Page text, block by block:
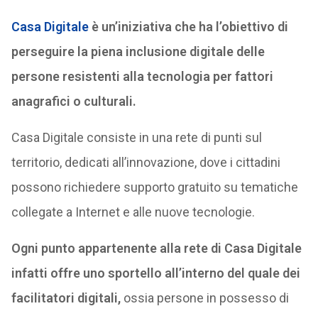
Casa Digitaleè un’iniziativa che ha l’obiettivo di
perseguire la piena inclusione digitale delle
persone resistenti alla tecnologia per fattori
anagrafici o culturali.
Casa Digitale consiste in una rete di punti sul
territorio, dedicati all’innovazione, dove i cittadini
possono richiedere supporto gratuito su tematiche
collegate a Internet e alle nuove tecnologie.
Ogni punto appartenente alla rete di Casa Digitale
infatti offre uno sportello all’interno del quale dei
facilitatori digitali,ossia persone in possesso di